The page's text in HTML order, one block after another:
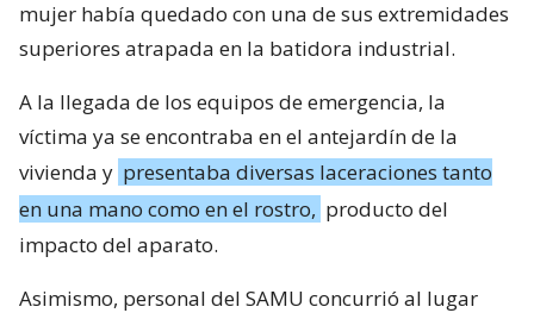
mujer había quedado con una de sus extremidades
superiores atrapada en la batidora industrial.
A la llegada de los equipos de emergencia, la
víctima ya se encontraba en el antejardín de la
vivienda y presentaba diversas laceraciones tanto
en una mano como en el rostro, producto del
impacto del aparato.
Asimismo, personal del SAMU concurrió al lugar